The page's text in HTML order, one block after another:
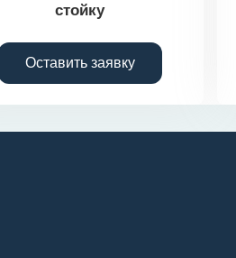
стойку
Оставить заявку